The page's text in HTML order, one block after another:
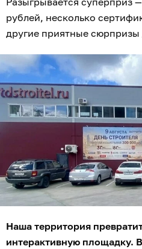
рублей, несколько
другие приятные
Наша территория
интерактивную площадку.